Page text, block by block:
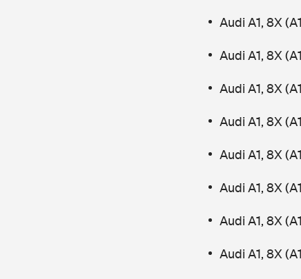
Audi A1, 8X
Audi A1, 8X
Audi A1, 8X
Audi A1, 8X
Audi A1, 8X
Audi A1, 8X
Audi A1, 8X
Audi A1, 8X